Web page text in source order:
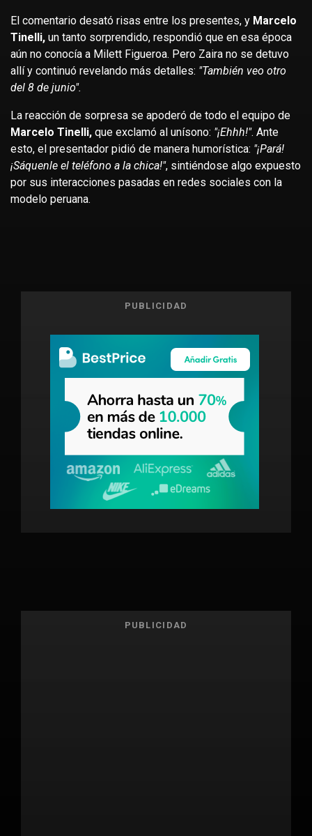
El comentario desató risas entre los presentes, y Marcelo
Tinelli, un tanto sorprendido, respondió que en esa época
aún no conocía a Milett Figueroa. Pero Zaira no se detuvo
allí y continuó revelando más detalles: "También veo otro
del 8 de junio".
La reacción de sorpresa se apoderó de todo el equipo de
Marcelo Tinelli, que exclamó al unísono: "¡Ehhh!". Ante
esto, el presentador pidió de manera humorística: "¡Pará!
¡Sáquenle el teléfono a la chica!", sintiéndose algo expuesto
por sus interacciones pasadas en redes sociales con la
modelo peruana.
PUBLICIDAD
PUBLICIDAD